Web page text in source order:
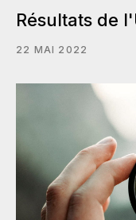
Résultats de
22 MAI 2022